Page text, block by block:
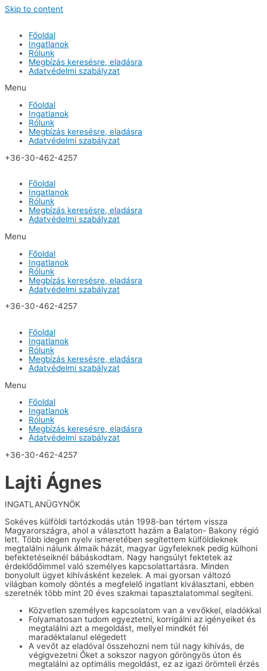
Skip to content
Főoldal
Ingatlanok
Rólunk
Megbízás keresésre, eladásra
Adatvédelmi szabályzat
Menu
Főoldal
Ingatlanok
Rólunk
Megbízás keresésre, eladásra
Adatvédelmi szabályzat
+36-30-462-4257
Főoldal
Ingatlanok
Rólunk
Megbízás keresésre, eladásra
Adatvédelmi szabályzat
Menu
Főoldal
Ingatlanok
Rólunk
Megbízás keresésre, eladásra
Adatvédelmi szabályzat
+36-30-462-4257
Főoldal
Ingatlanok
Rólunk
Megbízás keresésre, eladásra
Adatvédelmi szabályzat
Menu
Főoldal
Ingatlanok
Rólunk
Megbízás keresésre, eladásra
Adatvédelmi szabályzat
+36-30-462-4257
Lajti Ágnes
INGATLANÜGYNÖK
Sokéves külföldi tartózkodás után 1998-ban tértem vissza
Magyarországra, ahol a választott hazám a Balaton- Bakony régió
lett. Több idegen nyelv ismeretében segítettem külföldieknek
megtalálni nálunk álmaik házát, magyar ügyfeleknek pedig külhoni
befektetéseiknél bábáskodtam. Nagy hangsúlyt fektetek az
érdeklődőimmel való személyes kapcsolattartásra. Minden
bonyolult ügyet kihívásként kezelek. A mai gyorsan változó
világban komoly döntés a megfelelő ingatlant kiválasztani, ebben
szeretnék több mint 20 éves szakmai tapasztalatommal segíteni.
Közvetlen személyes kapcsolatom van a vevőkkel, eladókkal
Folyamatosan tudom egyeztetni, korrigálni az igényeiket és
megtalálni azt a megoldást, mellyel mindkét fél
maradéktalanul elégedett
A vevőt az eladóval összehozni nem túl nagy kihívás, de
végigvezetni Őket a sokszor nagyon göröngyös úton és
megtalálni az optimális megoldást, ez az igazi örömteli érzés